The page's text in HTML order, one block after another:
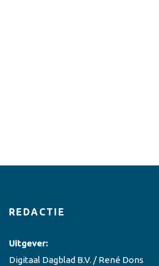
REDACTIE
Uitgever:
Digitaal Dagblad B.V. / René Dons